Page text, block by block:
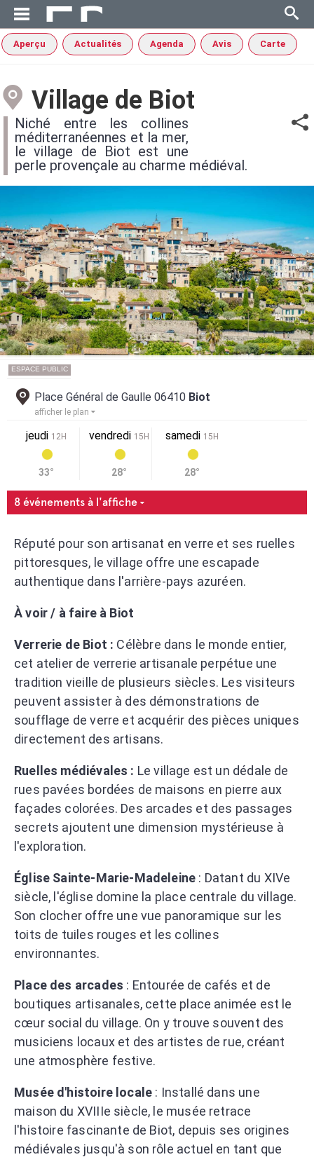
Aperçu Actualités Agenda Avis Carte
Village de Biot
Niché entre les collines
méditerranéennes et la mer,
le village de Biot est une
perle provençale au charme médiéval.
ESPACE PUBLIC
Place Général de Gaulle 06410 Biot
afficher le plan
jeudi 12H
33°
vendredi 15H
28°
samedi 15H
28°
8 événements à l'affiche
Réputé pour son artisanat en verre et ses ruelles
pittoresques, le village offre une escapade
authentique dans l'arrière-pays azuréen.
À voir / à faire à Biot
Verrerie de Biot : Célèbre dans le monde entier,
cet atelier de verrerie artisanale perpétue une
tradition vieille de plusieurs siècles. Les visiteurs
peuvent assister à des démonstrations de
soufflage de verre et acquérir des pièces uniques
directement des artisans.
Ruelles médiévales : Le village est un dédale de
rues pavées bordées de maisons en pierre aux
façades colorées. Des arcades et des passages
secrets ajoutent une dimension mystérieuse à
l'exploration.
Église Sainte-Marie-Madeleine : Datant du XIVe
siècle, l'église domine la place centrale du village.
Son clocher offre une vue panoramique sur les
toits de tuiles rouges et les collines
environnantes.
Place des arcades : Entourée de cafés et de
boutiques artisanales, cette place animée est le
cœur social du village. On y trouve souvent des
musiciens locaux et des artistes de rue, créant
une atmosphère festive.
Musée d'histoire locale : Installé dans une
maison du XVIIIe siècle, le musée retrace
l'histoire fascinante de Biot, depuis ses origines
médiévales jusqu'à son rôle actuel en tant que